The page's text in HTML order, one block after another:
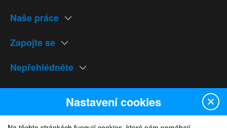
Naše práce
Zapojte se
Nepřehlédněte
Naše weby
Nastavení cookies